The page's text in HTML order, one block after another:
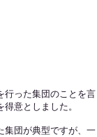
行った集団のことを言
意としました。
集団が典型ですが、一